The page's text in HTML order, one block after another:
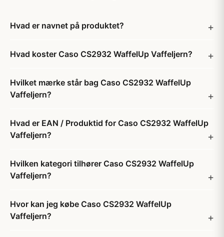
Hvad er navnet på produktet?
Hvad koster Caso CS2932 WaffelUp Vaffeljern?
Hvilket mærke står bag Caso CS2932 WaffelUp
Vaffeljern?
Hvad er EAN / Produktid for Caso CS2932 WaffelUp
Vaffeljern?
Hvilken kategori tilhører Caso CS2932 WaffelUp
Vaffeljern?
Hvor kan jeg købe Caso CS2932 WaffelUp
Vaffeljern?